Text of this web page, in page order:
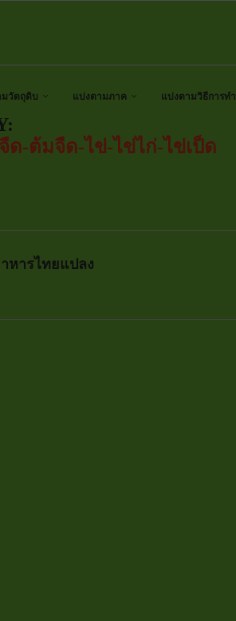
มวัตถุดิบ แบ่งตามภาค แบ่งตามวิธีการทำ
ด-ต้มจืด-ไข่-ไข่ไก่-ไข่เป็ด
หารไทยแปลง